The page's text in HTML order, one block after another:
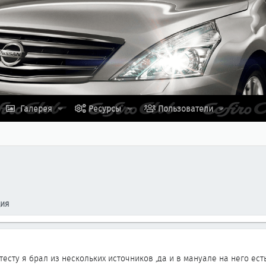
Галерея Ресурсы Пользователи
я брал из нескольких источников ,да и в мануале на него